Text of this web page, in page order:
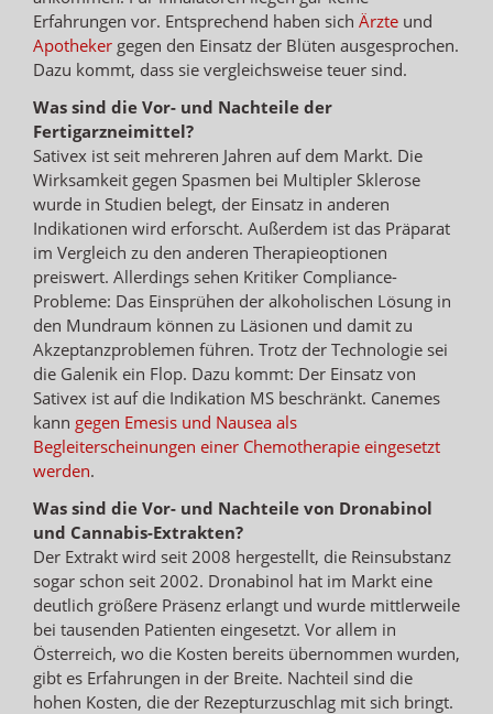
Erfahrungen vor. Entsprechend haben sich Ärzte und
Apotheker gegen den Einsatz der Blüten ausgesprochen.
Dazu kommt, dass sie vergleichsweise teuer sind.
Was sind die Vor- und Nachteile der
Fertigarzneimittel?
Sativex ist seit mehreren Jahren auf dem Markt. Die
Wirksamkeit gegen Spasmen bei Multipler Sklerose
wurde in Studien belegt, der Einsatz in anderen
Indikationen wird erforscht. Außerdem ist das Präparat
im Vergleich zu den anderen Therapieoptionen
preiswert. Allerdings sehen Kritiker Compliance-
Probleme: Das Einsprühen der alkoholischen Lösung in
den Mundraum können zu Läsionen und damit zu
Akzeptanzproblemen führen. Trotz der Technologie sei
die Galenik ein Flop. Dazu kommt: Der Einsatz von
Sativex ist auf die Indikation MS beschränkt. Canemes
kann gegen Emesis und Nausea als
Begleiterscheinungen einer Chemotherapie eingesetzt
werden.
Was sind die Vor- und Nachteile von Dronabinol
und Cannabis-Extrakten?
Der Extrakt wird seit 2008 hergestellt, die Reinsubstanz
sogar schon seit 2002. Dronabinol hat im Markt eine
deutlich größere Präsenz erlangt und wurde mittlerweile
bei tausenden Patienten eingesetzt. Vor allem in
Österreich, wo die Kosten bereits übernommen wurden,
gibt es Erfahrungen in der Breite. Nachteil sind die
hohen Kosten, die der Rezepturzuschlag mit sich bringt.